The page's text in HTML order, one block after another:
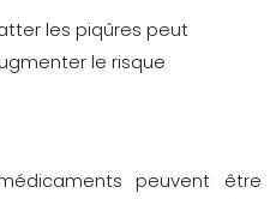
les piqûres peut
le risque
peuvent être